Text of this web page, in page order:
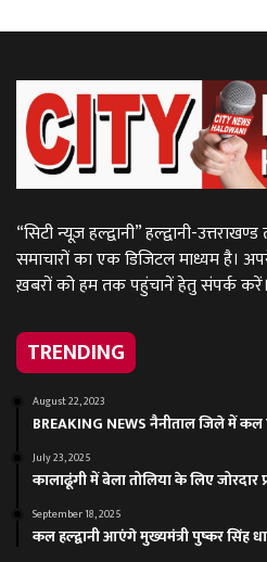
“सिटी न्यूज़ हल्द्वानी” हल्द्वानी-
समाचारों का एक डिजिटल माध्यम है।
ख़बरों को हम तक पहुंचानें हेतु संपर्क
TRENDING
August 22, 2023
BREAKING NEWS नैनीताल जिले में
July 23, 2025
कालाढूंगी में बेला तोलिया के लिए जोरदार
September 18, 2025
कल हल्द्वानी आएंगे मुख्यमंत्री पुष्कर सिंह